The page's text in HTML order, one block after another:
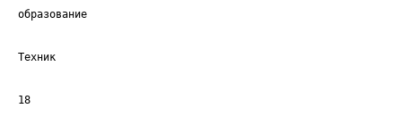
образование
Техник
18